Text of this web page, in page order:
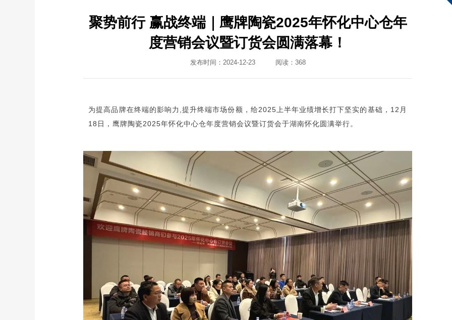
聚势前行 赢战终端｜鹰牌陶瓷2025年怀化中心仓年
度营销会议暨订货会圆满落幕！
发布时间：2024-12-23 阅读： 368
为提高品牌在终端的影响力,提升终端市场份额，给2025上半年业绩增长打下坚实的基础，12月
18日，鹰牌陶瓷2025年怀化中心仓年度营销会议暨订货会于湖南怀化圆满举行。